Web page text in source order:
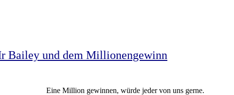
Bailey und dem Millionengewinn
Eine Million gewinnen, würde jeder von uns gerne.